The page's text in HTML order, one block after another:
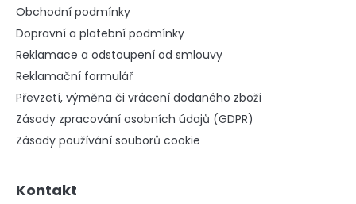
Obchodní podmínky
Dopravní a platební podmínky
Reklamace a odstoupení od smlouvy
Reklamační formulář
Převzetí, výměna či vrácení dodaného zboží
Zásady zpracování osobních údajů (GDPR)
Zásady používání souborů cookie
Kontakt